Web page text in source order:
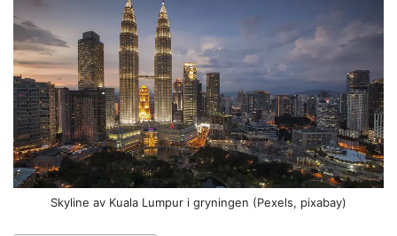
Skyline av Kuala Lumpur i gryningen (Pexels, pixabay)